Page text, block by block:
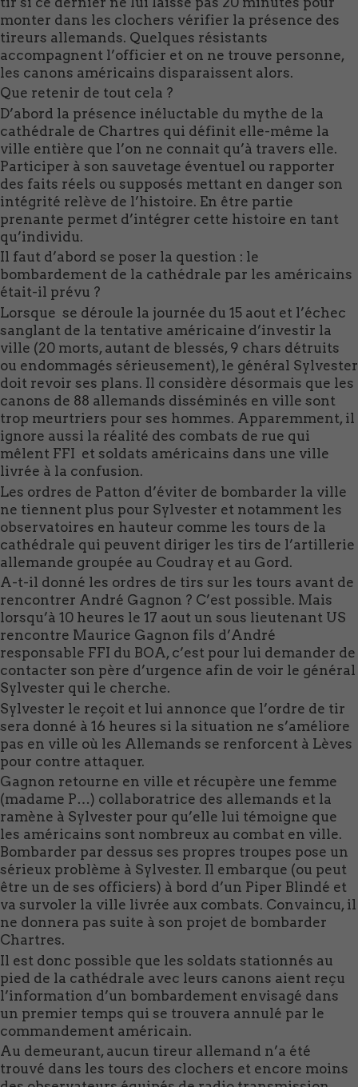
monter dans les clochers vérifier la présence des
tireurs allemands. Quelques résistants
accompagnent l’officier et on ne trouve personne,
les canons américains disparaissent alors.
Que retenir de tout cela ?
D’abord la présence inéluctable du mythe de la
cathédrale de Chartres qui définit elle-même la
ville entière que l’on ne connait qu’à travers elle.
Participer à son sauvetage éventuel ou rapporter
des faits réels ou supposés mettant en danger son
intégrité relève de l’histoire. En être partie
prenante permet d’intégrer cette histoire en tant
qu’individu.
Il faut d’abord se poser la question : le
bombardement de la cathédrale par les américains
était-il prévu ?
Lorsque se déroule la journée du 15 aout et l’échec
sanglant de la tentative américaine d’investir la
ville (20 morts, autant de blessés, 9 chars détruits
ou endommagés sérieusement), le général Sylvester
doit revoir ses plans. Il considère désormais que les
canons de 88 allemands disséminés en ville sont
trop meurtriers pour ses hommes. Apparemment, il
ignore aussi la réalité des combats de rue qui
mêlent FFI et soldats américains dans une ville
livrée à la confusion.
Les ordres de Patton d’éviter de bombarder la ville
ne tiennent plus pour Sylvester et notamment les
observatoires en hauteur comme les tours de la
cathédrale qui peuvent diriger les tirs de l’artillerie
allemande groupée au Coudray et au Gord.
A-t-il donné les ordres de tirs sur les tours avant de
rencontrer André Gagnon ? C’est possible. Mais
lorsqu’à 10 heures le 17 aout un sous lieutenant US
rencontre Maurice Gagnon fils d’André
responsable FFI du BOA, c’est pour lui demander de
contacter son père d’urgence afin de voir le général
Sylvester qui le cherche.
Sylvester le reçoit et lui annonce que l’ordre de tir
sera donné à 16 heures si la situation ne s’améliore
pas en ville où les Allemands se renforcent à Lèves
pour contre attaquer.
Gagnon retourne en ville et récupère une femme
(madame P…) collaboratrice des allemands et la
ramène à Sylvester pour qu’elle lui témoigne que
les américains sont nombreux au combat en ville.
Bombarder par dessus ses propres troupes pose un
sérieux problème à Sylvester. Il embarque (ou peut
être un de ses officiers) à bord d’un Piper Blindé et
va survoler la ville livrée aux combats. Convaincu, il
ne donnera pas suite à son projet de bombarder
Chartres.
Il est donc possible que les soldats stationnés au
pied de la cathédrale avec leurs canons aient reçu
l’information d’un bombardement envisagé dans
un premier temps qui se trouvera annulé par le
commandement américain.
Au demeurant, aucun tireur allemand n’a été
trouvé dans les tours des clochers et encore moins